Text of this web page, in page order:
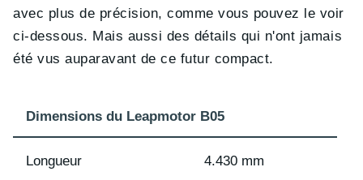
avec plus de précision, comme vous pouvez le voir
ci-dessous. Mais aussi des détails qui n'ont jamais
été vus auparavant de ce futur compact.
Dimensions du Leapmotor B05
Longueur 4.430 mm